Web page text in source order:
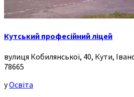
Кутський професійний ліцей
вулиця Кобилянської, 40, Кути,
78665
уОсвіта